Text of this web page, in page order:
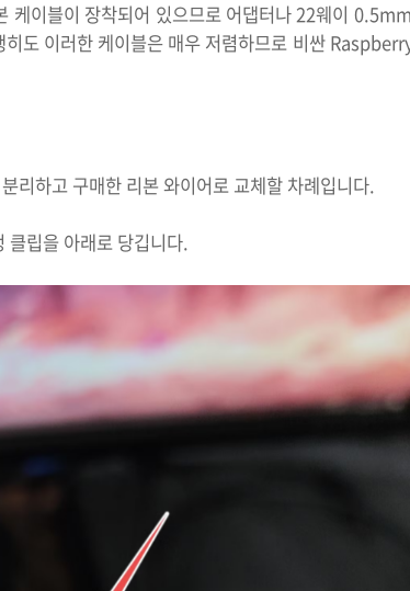
이블이 장착되어 있으므로 어댑터나 22웨이
도 이러한 케이블은 매우 저렴하므로 비싼
리하고 구매한 리본 와이어로 교체할 차례입니다.
클립을 아래로 당깁니다.